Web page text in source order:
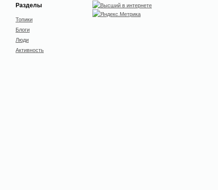
Разделы
Топики
Блоги
Люди
Активность